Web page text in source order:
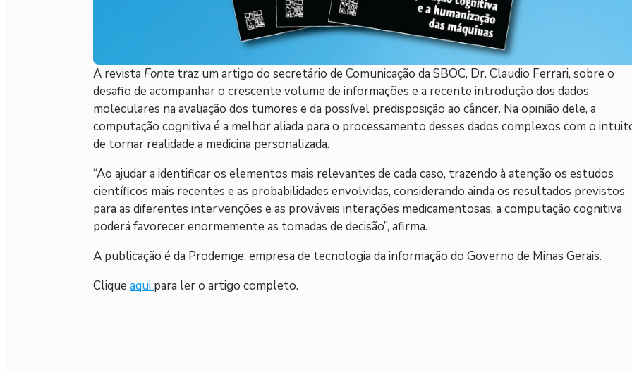
A revista Fonte traz um artigo do secretário de Comunicação da SBOC, Dr. Claudio Ferrari, sobre o
desafio de acompanhar o crescente volume de informações e a recente introdução dos dados
moleculares na avaliação dos tumores e da possível predisposição ao câncer. Na opinião dele, a
computação cognitiva é a melhor aliada para o processamento desses dados complexos com o
de tornar realidade a medicina personalizada.
“Ao ajudar a identificar os elementos mais relevantes de cada caso, trazendo à atenção os estudos
científicos mais recentes e as probabilidades envolvidas, considerando ainda os resultados previstos
para as diferentes intervenções e as prováveis interações medicamentosas, a computação cognitiva
poderá favorecer enormemente as tomadas de decisão”, afirma.
A publicação é da Prodemge, empresa de tecnologia da informação do Governo de Minas Gerais.
Clique aqui para ler o artigo completo.